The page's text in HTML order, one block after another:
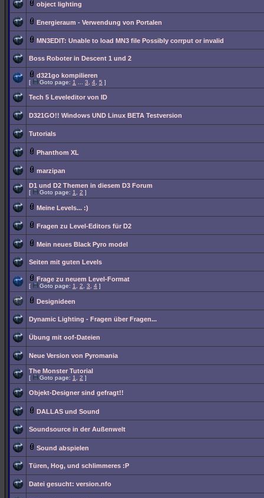
object lighting
Energieraum - Verwendung von Portalen
MN3EDIT: Unable to load MN3 file Possibly corrput or invalid
Boss Roboter in Descent 1 und 2
d321go kompilieren
[ Goto page: 1 3 4 5 ]
Tech 5 Leveleditor von ID
D321GO!! Windows UND Linux BETA Testversion
Tutorials
Phanthom XL
marzipan
D1 und D2 Themen in diesem D3 Forum
[ Goto page: 1 2 ]
Meine Levels... :)
Fragen zu Level-Editors für D2
Mein neues Black Pyro model
Seiten mit guten Levels
Frage zu neuem Level-Format
[ Goto page: 1 2 3 4 ]
Designideen
Dynamic Lighting - Fragen über Fragen...
Übung mit oof-Dateien
Neue Version von Pyromania
The Monster Tutorial
[ Goto page: 1 2 ]
Objekt-Designer sind gefragt!!
DALLAS und Sound
Soundsource in der Außenwelt
Sound abspielen
Türen, Hog, und schlimmeres :P
Datei gesucht: version.nfo